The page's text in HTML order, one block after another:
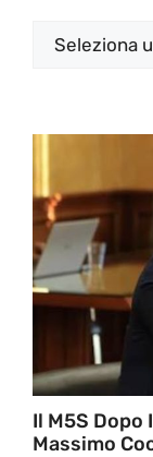
Categorie
Il M5S Dopo
Massimo